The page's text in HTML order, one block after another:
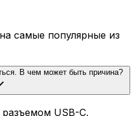
самые популярные из
В чем может быть причина?
USB-C,